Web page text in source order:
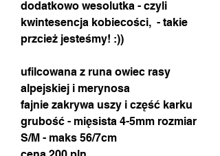
dodatkowo wesolutka - czyli
kwintesencja kobiecości, - takie
przcież jesteśmy! :))
ufilcowana z runa owiec rasy
alpejskiej i merynosa
fajnie zakrywa uszy i część karku
grubość - mięsista 4-5mm rozmiar
S/M - maks 56/7cm